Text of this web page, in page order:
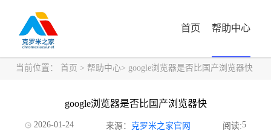
首页 帮助中心
当前位置： 首页 > 帮助中心> google浏览器是否比国产浏览器快
google浏览器是否比国产浏览器快
2026-01-24 来源： 克罗米之家官网 阅读:5